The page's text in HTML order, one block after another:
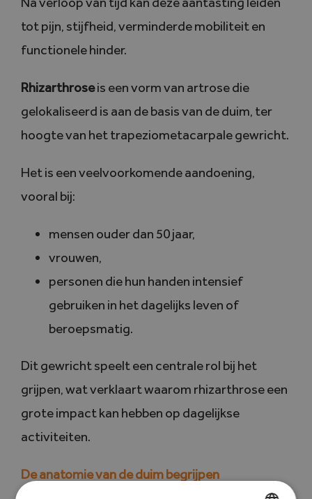
tot pijn, stijfheid, verminderde mobiliteit en
functionele hinder.
Rhizarthroseis een vorm van artrose die
gelokaliseerd is aan de basis van de duim, ter
hoogte van het trapeziometacarpale gewricht.
Het is een veelvoorkomende aandoening,
vooral bij:
mensen ouder dan 50 jaar,
vrouwen,
personen die hun handen intensief
gebruiken in het dagelijks leven of
beroepsmatig.
Dit gewricht speelt een centrale rol bij het
grijpen, wat verklaart waarom rhizarthrose een
grote impact kan hebben op dagelijkse
activiteiten.
De anatomie van de duim begrijpen